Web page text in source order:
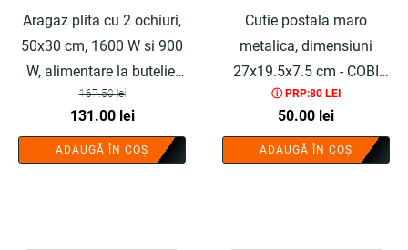
Aragaz plita cu 2 ochiuri,
50x30 cm, 1600 W si 900
W, alimentare la butelie,
maro - COBI SMART®
167.50lei
Prețul
inițial
a
131.00 leiPrețul
curent
este:
ADAUGĂ ÎN COȘ
Cutie postala maro
metalica, dimensiuni
27x19.5x7.5 cm - COBI
SMART®
ⓘ PRP:80 LEI
50.00 lei
ADAUGĂ ÎN COȘ